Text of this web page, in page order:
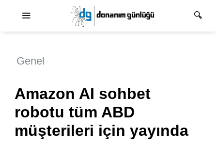
Genel
Amazon AI sohbet
robotu tüm ABD
müşterileri için yayında